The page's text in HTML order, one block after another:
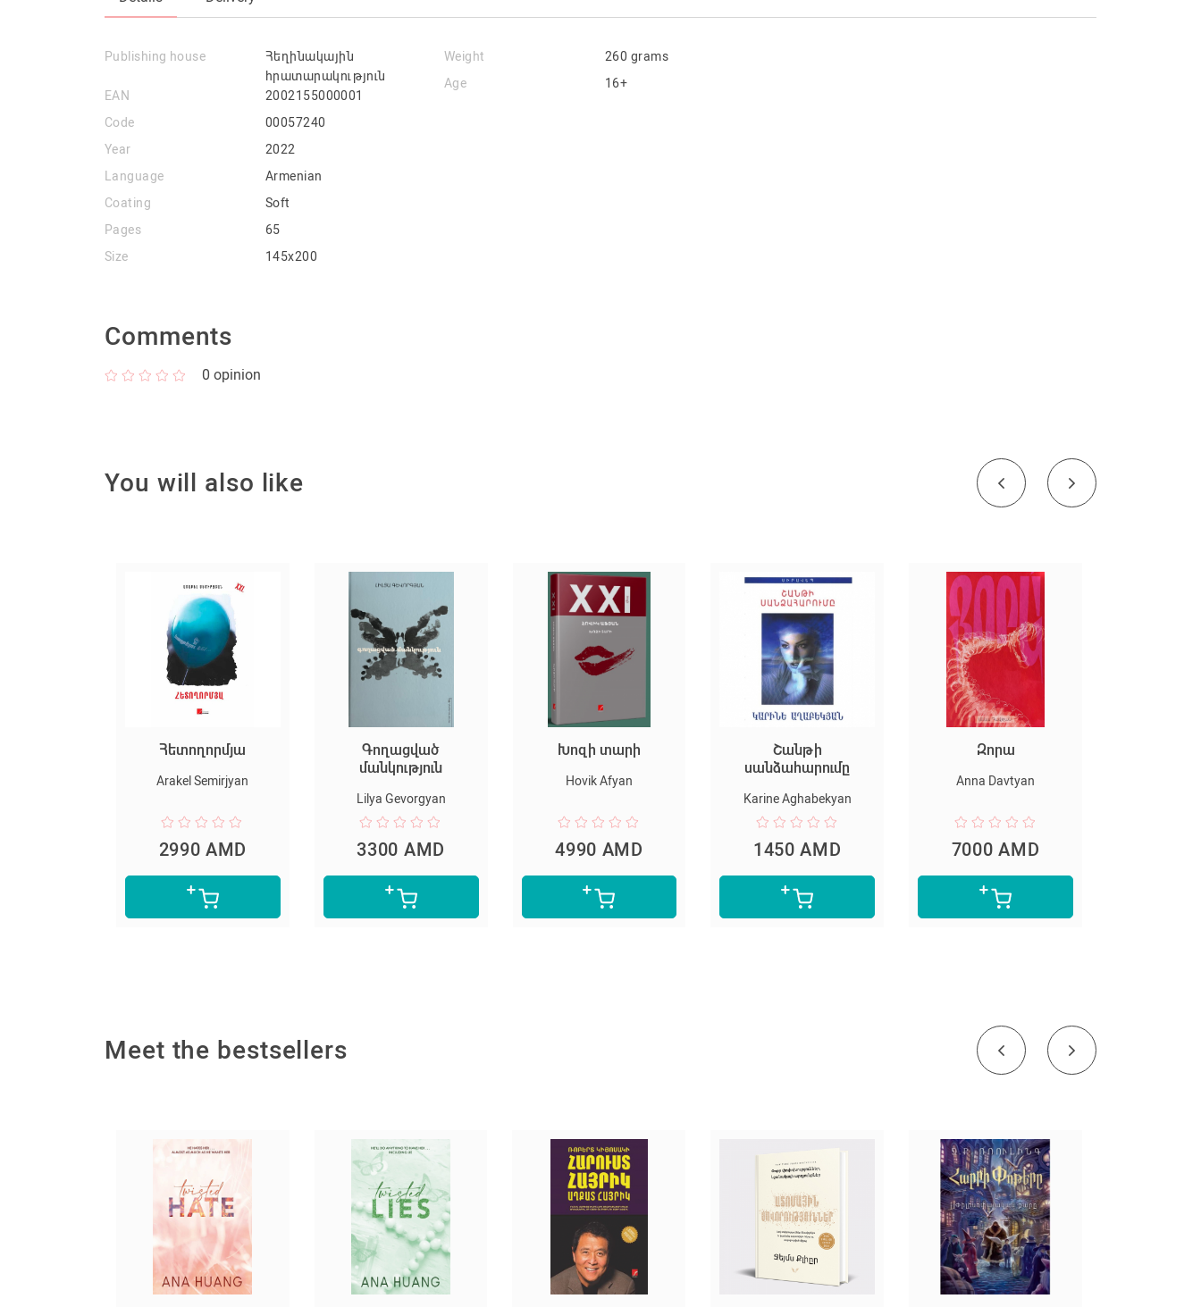
Publishing house
Հեղինակային
հրատարակություն
EAN
2002155000001
Code
00057240
Year
2022
Language
Armenian
Coating
Soft
Pages
65
Size
145x200
Weight
260 grams
Age
16+
Comments
0 opinion
You will also like
Հետողորմյա
Arakel Semirjyan
2990 AMD
Գողացված
մանկություն
Lilya Gevorgyan
3300 AMD
Խոզի տարի
Hovik Afyan
4990 AMD
Շանթի
սանձահարումը
Karine Aghabekyan
1450 AMD
Anna Davtyan
7000 AMD
Meet the bestsellers